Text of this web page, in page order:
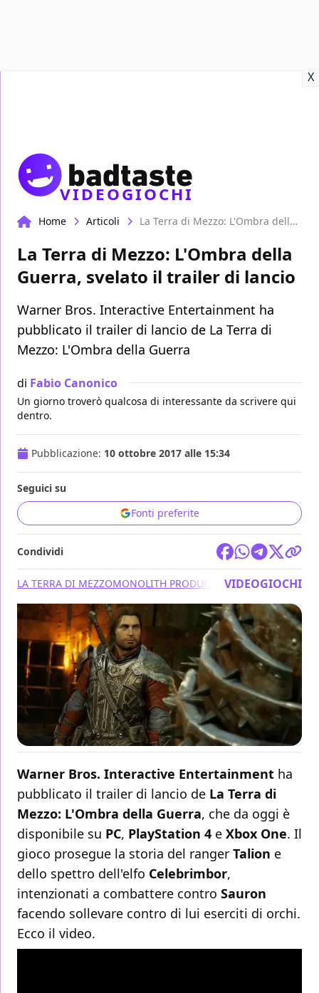
X
VIDEOGIOCHI
Home Articoli La Terra di Mezzo: L'Ombra della Guerra, svelato il trailer di lancio
La Terra di Mezzo: L'Ombra della
Guerra, svelato il trailer di lancio
Warner Bros. Interactive Entertainment ha
pubblicato il trailer di lancio de La Terra di
Mezzo: L'Ombra della Guerra
di Fabio Canonico
Un giorno troverò qualcosa di interessante da scrivere qui
dentro.
Pubblicazione: 10 ottobre 2017 alle 15:34
Seguici su
Fonti preferite
Condividi
LA TERRA DI MEZZOMONOLITH PRODUCTIONSWARNER
VIDEOGIOCHI
Warner Bros. Interactive Entertainment ha
pubblicato il trailer di lancio de La Terra di
Mezzo: L'Ombra della Guerra, che da oggi è
disponibile su PC, PlayStation 4 e Xbox One. Il
gioco prosegue la storia del ranger Talion e
dello spettro dell'elfo Celebrimbor,
intenzionati a combattere contro Sauron
facendo sollevare contro di lui eserciti di orchi.
Ecco il video.